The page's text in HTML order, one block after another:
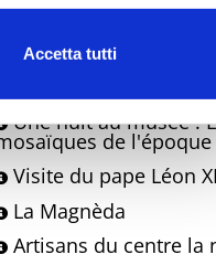
Accetta tutti
La Terrazza Della
Une nuit au musée :
de
Visite du pape Léon
La Magnèda
Artisans du centre la